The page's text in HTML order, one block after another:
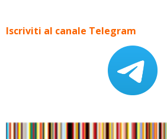
Iscriviti al canale Telegram